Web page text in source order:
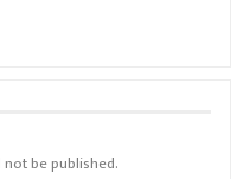
be published.